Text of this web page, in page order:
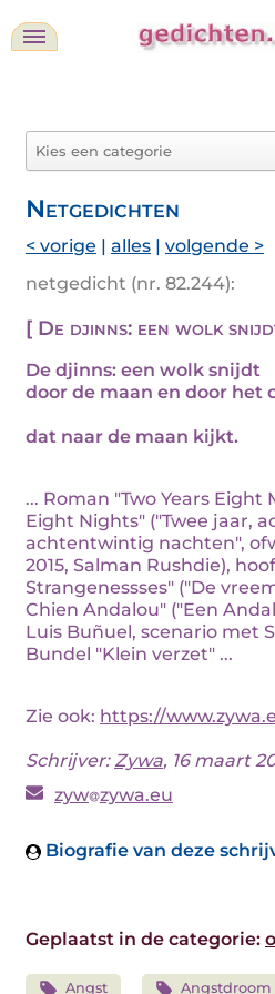
Netgedichten
< vorige | alles | volgende >
netgedicht (nr. 82.244):
[ De djinns: een wolk
De djinns: een wolk snijdt
door de maan en door het
dat naar de maan kijkt.
... Roman "Two Years Eight
Eight Nights" ("Twee jaar,
achtentwintig nachten",
2015, Salman Rushdie),
Strangenessses" ("De
Chien Andalou" ("Een
Luis Buñuel, scenario met
Bundel "Klein verzet" ...
Zie ook: https://
Schrijver:Zywa, 16 maart
zyw zywa.eu
Biografie van deze
Geplaatst in de categorie:
Angst Angstdroom